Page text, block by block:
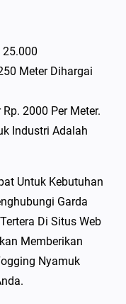
25.000
Meter Dihargai
2000 Per Meter.
Industri Adalah
Untuk Kebutuhan
Garda
Di Situs Web
Memberikan
Nyamuk